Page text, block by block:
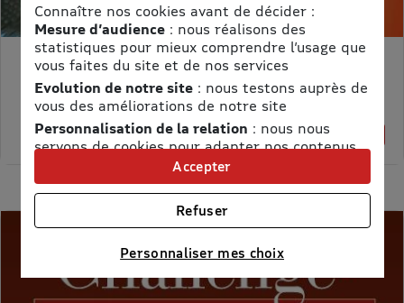
18% de remise
MON PETIT SCIENCE ET VIE AVEC NANO
Prix kiosque : 71,40 €
Meilleur prix :
58,65 €
Connaître nos cookies avant de décider :
Mesure d’audience: nous réalisons des
statistiques pour mieux comprendre l’usage que
vous faites du site et de nos services
Evolution de notre site: nous testons auprès de
vous des améliorations de notre site
Personnalisation de la relation : nous nous
servons de cookies pour adapter nos contenus
et personnaliser nos offres
Univers publicitaire: nous utilisons avec nos
partenaires des cookies pour afficher des
publicités personnalisées
Connaître notre politique cookies et la liste de nos
Personnaliser mes choix
Refuser
Accepter